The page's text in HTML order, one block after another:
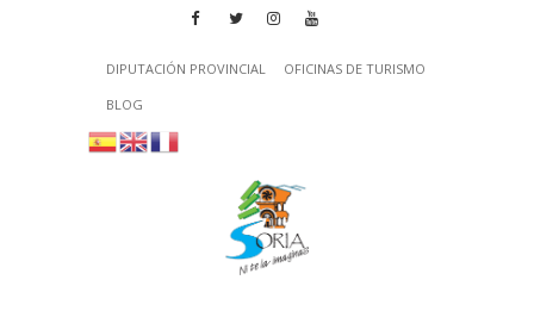
DIPUTACIÓN PROVINCIAL
OFICINAS DE TURISMO
BLOG